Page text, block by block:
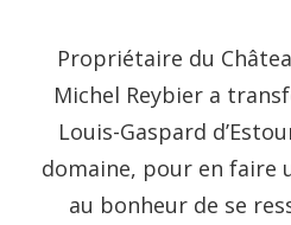
Propriétaire du
Michel Reybier a
Louis-Gaspard
domaine, pour en faire
au bonheur de se